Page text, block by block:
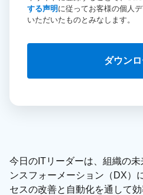
する声明 に従ってお客様の個人
いただいたものとみなします。
ダウン
今日のITリーダーは、組織の
ンスフォーメーション（DX）
セスの改善と自動化を通して